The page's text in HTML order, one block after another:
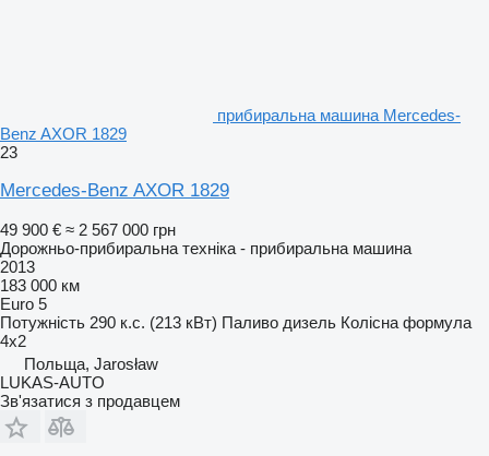
прибиральна машина Mercedes-
Benz AXOR 1829
23
Mercedes-Benz AXOR 1829
49 900 € ≈ 2 567 000 грн
Дорожньо-прибиральна техніка - прибиральна машина
2013
183 000 км
Euro 5
Потужність 290 к.с. (213 кВт) Паливо дизель Колісна формула
4x2
Польща, Jarosław
LUKAS-AUTO
Зв'язатися з продавцем